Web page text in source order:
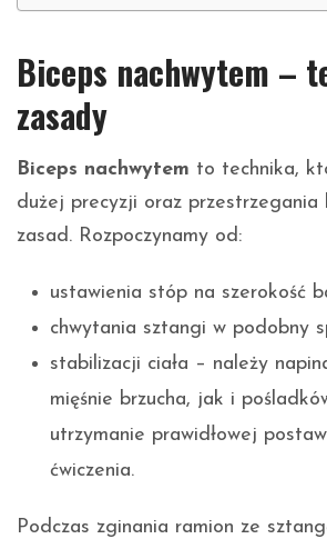
Biceps nachwytem –
zasady
Biceps nachwytem to technika,
dużej precyzji oraz przestrzegania
zasad. Rozpoczynamy od:
ustawienia stóp na szerokość
chwytania sztangi w podobny
stabilizacji ciała – należy
mięśnie brzucha, jak i
utrzymanie prawidłowej
ćwiczenia.
Podczas zginania ramion ze